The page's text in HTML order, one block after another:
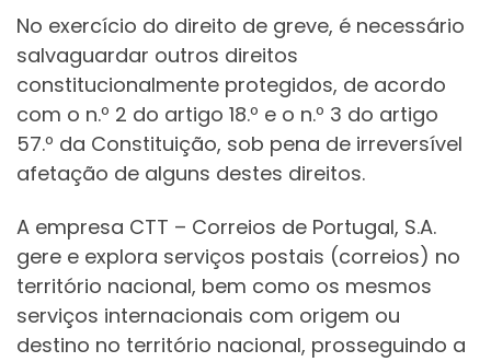
No exercício do direito de greve, é necessário
salvaguardar outros direitos
constitucionalmente protegidos, de acordo
com o n.º 2 do artigo 18.º e o n.º 3 do artigo
57.º da Constituição, sob pena de irreversível
afetação de alguns destes direitos.
A empresa CTT – Correios de Portugal, S.A.
gere e explora serviços postais (correios) no
território nacional, bem como os mesmos
serviços internacionais com origem ou
destino no território nacional, prosseguindo a